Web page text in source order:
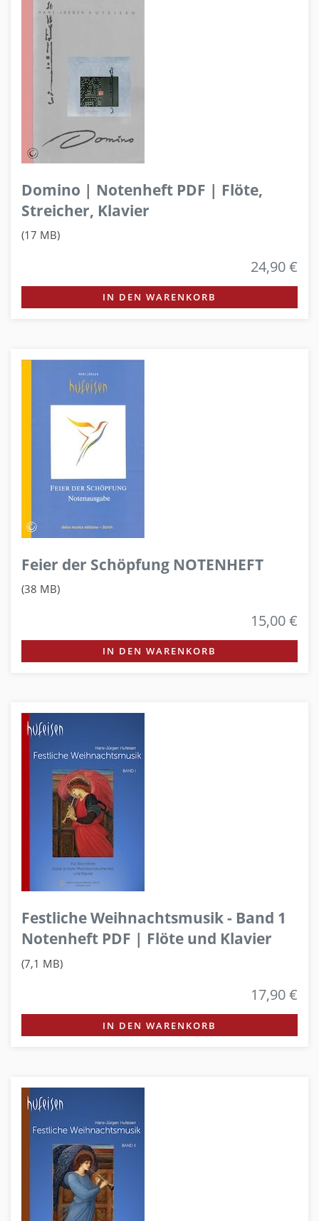
Domino | Notenheft PDF | Flöte,
Streicher, Klavier
(17 MB)
24,90 €
IN DEN WARENKORB
Feier der Schöpfung NOTENHEFT
(38 MB)
15,00 €
IN DEN WARENKORB
Festliche Weihnachtsmusik - Band 1
Notenheft PDF | Flöte und Klavier
(7,1 MB)
17,90 €
IN DEN WARENKORB